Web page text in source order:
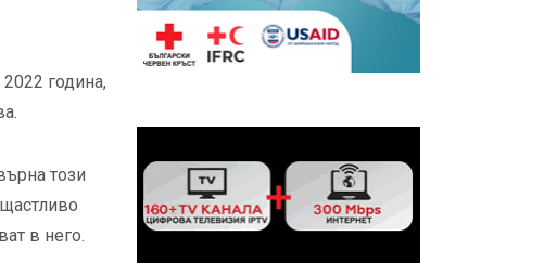
година,
този
в него.